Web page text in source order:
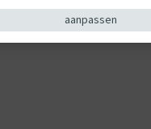
aanpassen